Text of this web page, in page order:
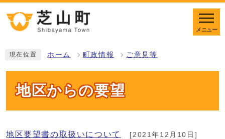
メニュー
現在位置 ホーム 町政情報 ご意見等
地区からの要望
地区要望書の取扱いについて [2021年12月10日]